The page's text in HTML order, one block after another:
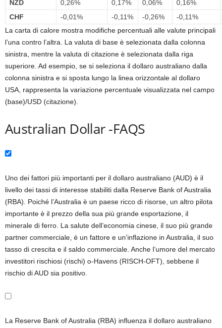
NZD
0,26% 0,17% 0,06%
0,16%
CHF
-0,01% -0,11% -0,26%
-0,11%
La carta di calore mostra modifiche percentuali alle valute principali
l’una contro l’altra. La valuta di base è selezionata dalla colonna
sinistra, mentre la valuta di citazione è selezionata dalla riga
superiore. Ad esempio, se si seleziona il dollaro australiano dalla
colonna sinistra e si sposta lungo la linea orizzontale al dollaro
USA, rappresenta la variazione percentuale visualizzata nel campo
(base)/USD (citazione).
Australian Dollar -FAQS
Uno dei fattori più importanti per il dollaro australiano (AUD) è il
livello dei tassi di interesse stabiliti dalla Reserve Bank of Australia
(RBA). Poiché l’Australia è un paese ricco di risorse, un altro pilota
importante è il prezzo della sua più grande esportazione, il
minerale di ferro. La salute dell’economia cinese, il suo più grande
partner commerciale, è un fattore e un’inflazione in Australia, il suo
tasso di crescita e il saldo commerciale. Anche l’umore del mercato
investitori rischiosi (rischi) o-Havens (RISCH-OFT), sebbene il
rischio di AUD sia positivo.
La Reserve Bank of Australia (RBA) influenza il dollaro australiano